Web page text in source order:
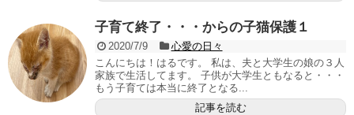
子育て終了・・・からの子猫保護１
2020/7/9
心愛の日々
こんにちは！はるです。 私は、夫と大学生の娘の３人
家族で生活してます。 子供が大学生ともなると・・・
もう子育ては本当に終了となる...
記事を読む